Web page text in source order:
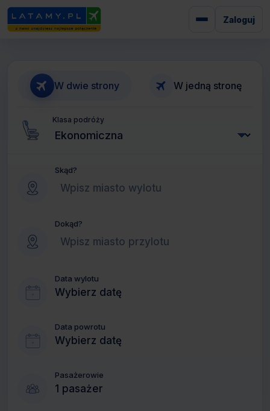
Zaloguj
W dwie strony W jedną stronę
Klasa podróży
Skąd?
Dokąd?
Data wylotu
Wybierz datę
Data powrotu
Wybierz datę
Pasażerowie
1 pasażer